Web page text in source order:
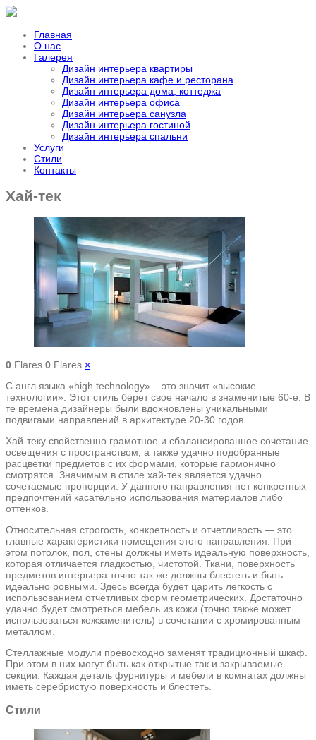
Главная
О нас
Галерея
Дизайн интерьера квартиры
Дизайн интерьера кафе и ресторана
Дизайн интерьера дома, коттеджа
Дизайн интерьера офиса
Дизайн интерьера санузла
Дизайн интерьера гостиной
Дизайн интерьера спальни
Услуги
Стили
Контакты
Хай-тек
0 Flares 0 Flares ×
С англ.языка «high technology» – это значит «высокие
технологии». Этот стиль берет свое начало в знаменитые 60-е. В
те времена дизайнеры были вдохновлены уникальными
подвигами направлений в архитектуре 20-30 годов.
Хай-теку свойственно грамотное и сбалансированное сочетание
освещения с пространством, а также удачно подобранные
расцветки предметов с их формами, которые гармонично
смотрятся. Значимым в стиле хай-тек является удачно
сочетаемые пропорции. У данного направления нет конкретных
предпочтений касательно использования материалов либо
оттенков.
Относительная строгость, конкретность и отчетливость — это
главные характеристики помещения этого направления. При
этом потолок, пол, стены должны иметь идеальную поверхность,
которая отличается гладкостью, чистотой. Ткани, поверхность
предметов интерьера точно так же должны блестеть и быть
идеально ровными. Здесь всегда будет царить легкость с
использованием отчетливых форм геометрических. Достаточно
удачно будет смотреться мебель из кожи (точно также может
использоваться кожзаменитель) в сочетании с хромированным
металлом.
Стеллажные модули превосходно заменят традиционный шкаф.
При этом в них могут быть как открытые так и закрываемые
секции. Каждая деталь фурнитуры и мебели в комнатах должны
иметь серебристую поверхность и блестеть.
Стили